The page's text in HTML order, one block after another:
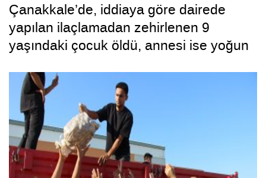
Çanakkale’de, iddiaya göre dairede
yapılan ilaçlamadan zehirlenen 9
yaşındaki çocuk öldü, annesi ise yoğun